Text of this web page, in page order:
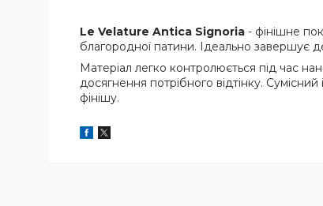
Le Velature Antica Signoria - фінішне
благородної патини. Ідеально завершує
Матеріал легко контролюється під час
досягнення потрібного відтінку.
фінішу.